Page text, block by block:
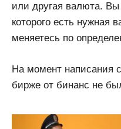
или другая валюта. Вы
которого есть нужная
меняетесь по
На момент написания
бирже от бинанс не